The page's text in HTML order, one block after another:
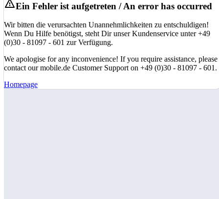
Ein Fehler ist aufgetreten / An error has occurred
Wir bitten die verursachten Unannehmlichkeiten zu entschuldigen!
Wenn Du Hilfe benötigst, steht Dir unser Kundenservice unter +49
(0)30 - 81097 - 601 zur Verfügung.
We apologise for any inconvenience! If you require assistance, please
contact our mobile.de Customer Support on +49 (0)30 - 81097 - 601.
Homepage